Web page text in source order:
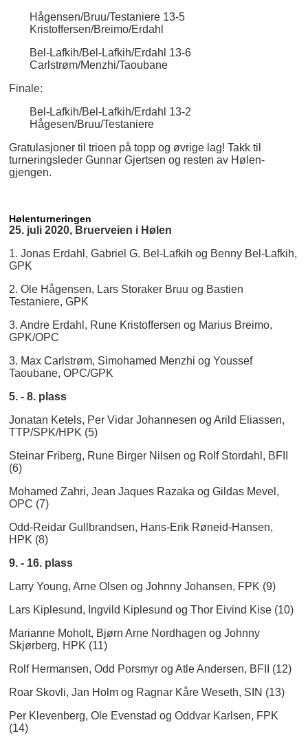
Hågensen/Bruu/Testaniere 13-5
Kristoffersen/Breimo/Erdahl
Bel-Lafkih/Bel-Lafkih/Erdahl 13-6
Carlstrøm/Menzhi/Taoubane
Finale:
Bel-Lafkih/Bel-Lafkih/Erdahl 13-2
Hågesen/Bruu/Testaniere
Gratulasjoner til trioen på topp og øvrige lag! Takk til
turneringsleder Gunnar Gjertsen og resten av Hølen-
gjengen.
Hølenturneringen
25. juli 2020, Bruerveien i Hølen
1. Jonas Erdahl, Gabriel G. Bel-Lafkih og Benny Bel-Lafkih,
GPK
2. Ole Hågensen, Lars Storaker Bruu og Bastien
Testaniere, GPK
3. Andre Erdahl, Rune Kristoffersen og Marius Breimo,
GPK/OPC
3. Max Carlstrøm, Simohamed Menzhi og Youssef
Taoubane, OPC/GPK
5. - 8. plass
Jonatan Ketels, Per Vidar Johannesen og Arild Eliassen,
TTP/SPK/HPK (5)
Steinar Friberg, Rune Birger Nilsen og Rolf Stordahl, BFII
(6)
Mohamed Zahri, Jean Jaques Razaka og Gildas Mevel,
OPC (7)
Odd-Reidar Gullbrandsen, Hans-Erik Røneid-Hansen,
HPK (8)
9. - 16. plass
Larry Young, Arne Olsen og Johnny Johansen, FPK (9)
Lars Kiplesund, Ingvild Kiplesund og Thor Eivind Kise (10)
Marianne Moholt, Bjørn Arne Nordhagen og Johnny
Skjørberg, HPK (11)
Rolf Hermansen, Odd Porsmyr og Atle Andersen, BFII (12)
Roar Skovli, Jan Holm og Ragnar Kåre Weseth, SIN (13)
Per Klevenberg, Ole Evenstad og Oddvar Karlsen, FPK
(14)